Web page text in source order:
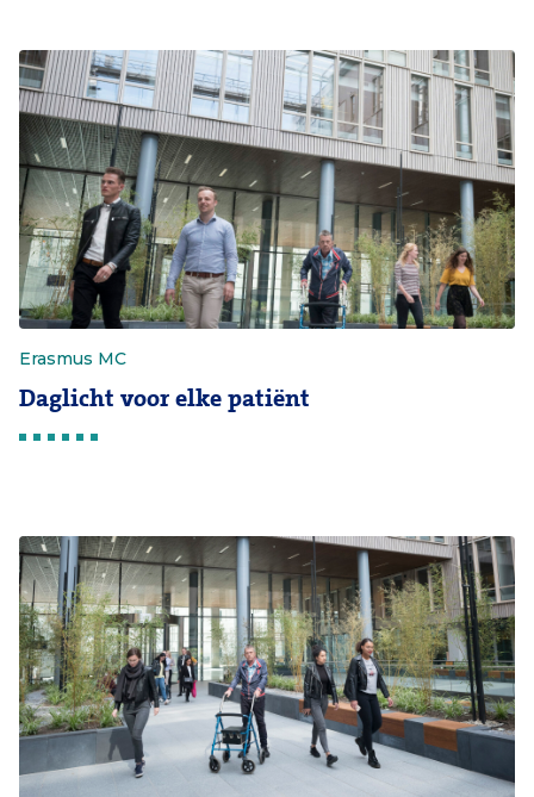
Erasmus MC
Daglicht voor elke patiënt